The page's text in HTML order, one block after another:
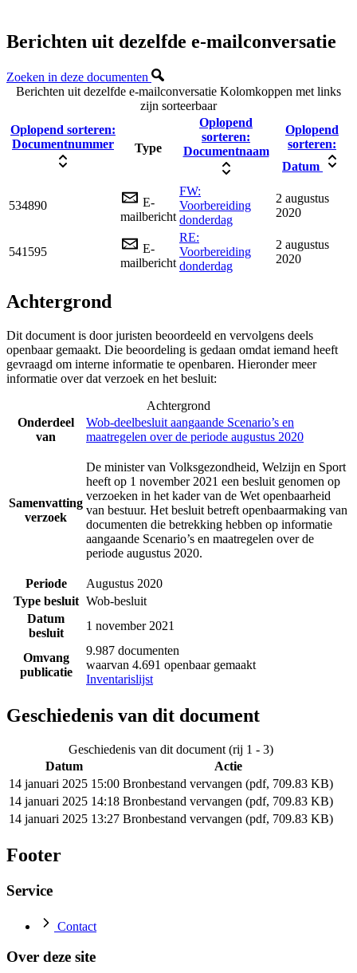
Berichten uit dezelfde e-mailconversatie
Zoeken in deze documenten
Berichten uit dezelfde e-mailconversatie Kolomkoppen met links
zijn sorteerbaar
Oplopend sorteren:
Documentnummer
Type
Oplopend
sorteren:
Documentnaam
Oplopend
sorteren:
Datum
534890
E-
mailbericht
FW:
Voorbereiding
donderdag
2 augustus
2020
541595
E-
mailbericht
RE:
Voorbereiding
donderdag
2 augustus
2020
Achtergrond
Dit document is door juristen beoordeeld en vervolgens deels
openbaar gemaakt. Die beoordeling is gedaan omdat iemand heeft
gevraagd om interne informatie te openbaren. Hieronder meer
informatie over dat verzoek en het besluit:
Achtergrond
Onderdeel
van
Wob-deelbesluit aangaande Scenario’s en
maatregelen over de periode augustus 2020
Samenvatting
verzoek
De minister van Volksgezondheid, Welzijn en Sport
heeft op 1 november 2021 een besluit genomen op
verzoeken in het kader van de Wet openbaarheid
van bestuur. Het besluit betreft openbaarmaking van
documenten die betrekking hebben op informatie
aangaande Scenario’s en maatregelen over de
periode augustus 2020.
Periode
Augustus 2020
Type besluit Wob-besluit
Datum
besluit
1 november 2021
Omvang
publicatie
9.987 documenten
waarvan 4.691 openbaar gemaakt
Inventarislijst
Geschiedenis van dit document
Geschiedenis van dit document (rij 1 - 3)
Datum
Actie
14 januari 2025 15:00 Bronbestand vervangen (pdf, 709.83 KB)
14 januari 2025 14:18 Bronbestand vervangen (pdf, 709.83 KB)
14 januari 2025 13:27 Bronbestand vervangen (pdf, 709.83 KB)
Footer
Service
Contact
Over deze site